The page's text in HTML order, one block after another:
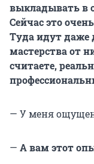
выкладывать в
Сейчас это
Туда идут даже
мастерства от
считаете,
— У меня
— А вам этот